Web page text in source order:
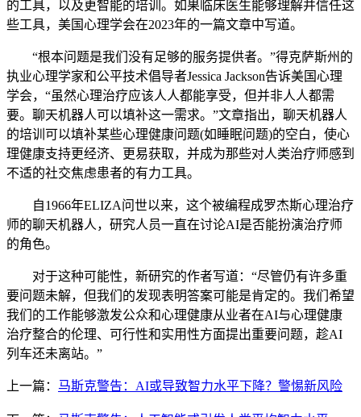
的工具，以及更智能的培训。如果临床医生能够理解并信任这
些工具，美国心理学会在2023年的一篇文章中写道。
“根本问题是我们没有足够的服务提供者。”得克萨斯州的
执业心理学家和公平技术倡导者Jessica Jackson告诉美国心理
学会，“虽然心理治疗应该人人都能享受，但并非人人都需
要。聊天机器人可以填补这一需求。”文章指出，聊天机器人
的培训可以填补某些心理健康问题(如睡眠问题)的空白，使心
理健康支持更经济、更易获取，并成为那些对人类治疗师感到
不适的社交焦虑患者的有力工具。
自1966年ELIZA问世以来，这个被编程成罗杰斯心理治疗
师的聊天机器人，研究人员一直在讨论AI是否能扮演治疗师
的角色。
对于这种可能性，新研究的作者写道：“尽管仍有许多重
要问题未解，但我们的发现表明答案可能是肯定的。我们希望
我们的工作能够激发公众和心理健康从业者在AI与心理健康
治疗整合的伦理、可行性和实用性方面提出重要问题，趁AI
列车还未离站。”
上一篇： 马斯克警告：AI或导致智力水平下降？警惕新风险